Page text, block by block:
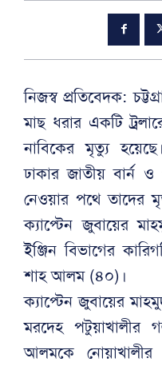
নিজস্ব প্রতিবেদক:
মাছ ধরার একটি
নাবিকের মৃত্যু
ঢাকার জাতীয় বার্ন ও
নেওয়ার পথে তাদের
ক্যাপ্টেন জুবায়ের
ইঞ্জিন বিভাগের
শাহ আলম (৪০)।
ক্যাপ্টেন জুবায়ের
মরদেহ পটুয়াখালীর
আলমকে নোয়াখালীর